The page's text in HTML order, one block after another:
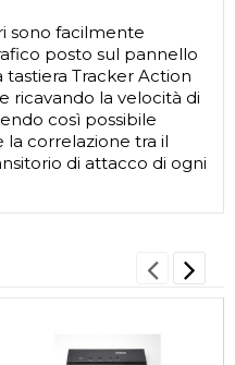
sono facilmente
posto sul pannello
Tracker Action
ricavando la velocità di
così possibile
la correlazione tra il
di attacco di ogni